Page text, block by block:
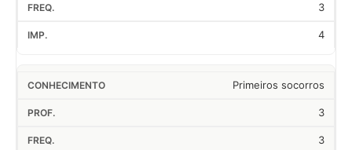
3
4
Primeiros socorros
3
3